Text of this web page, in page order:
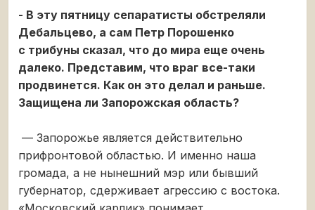
- В эту пятницу сепаратисты обстреляли
Дебальцево, а сам Петр Порошенко
с трибуны сказал, что до мира еще очень
далеко. Представим, что враг все-таки
продвинется. Как он это делал и раньше.
Защищена ли Запорожская область?
— Запорожье является действительно
прифронтовой областью. И именно наша
громада, а не нынешний мэр или бывший
губернатор, сдерживает агрессию с востока.